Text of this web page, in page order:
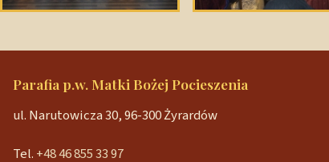
Parafia p.w. Matki Bożej Pocieszenia
ul. Narutowicza 30, 96-300 Żyrardów
Tel. +48 46 855 33 97